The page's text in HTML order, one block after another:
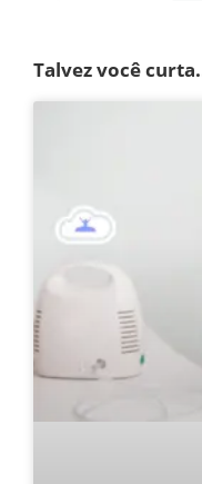
Talvez você